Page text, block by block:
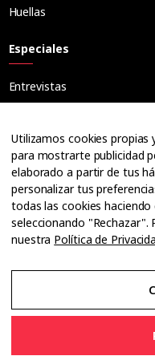
Huellas
Especiales
Entrevistas
Ópticos
Cuadernos
Guías
Dossier
Anuarios
Ofertas de empleo
Utilizamos cookies propias
para mostrarte publicidad
elaborado a partir de tus
personalizar tus
todas las cookies
seleccionando
nuestra Política de